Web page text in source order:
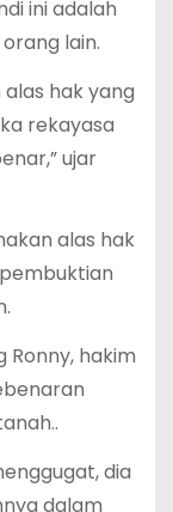
ini adalah
lain.
hak yang
rekayasa
ujar
alas hak
hakim
dia
dalam